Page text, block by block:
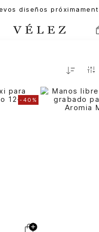
diseños
Fecha
- 40%